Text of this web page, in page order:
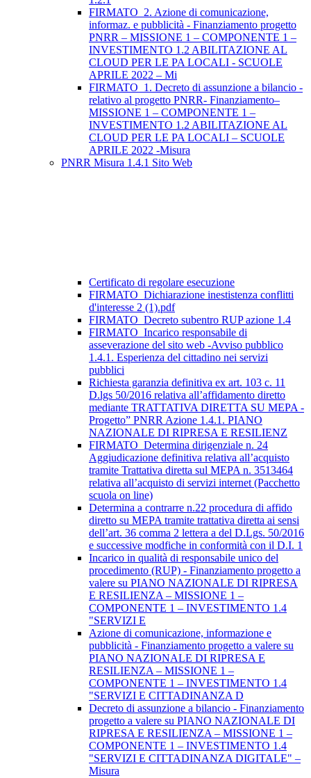
FIRMATO_2. Azione di comunicazione,
informaz. e pubblicità - Finanziamento progetto
PNRR – MISSIONE 1 – COMPONENTE 1 –
INVESTIMENTO 1.2 ABILITAZIONE AL
CLOUD PER LE PA LOCALI - SCUOLE
APRILE 2022 – Mi
FIRMATO_1. Decreto di assunzione a bilancio -
relativo al progetto PNRR- Finanziamento–
MISSIONE 1 – COMPONENTE 1 –
INVESTIMENTO 1.2 ABILITAZIONE AL
CLOUD PER LE PA LOCALI – SCUOLE
APRILE 2022 -Misura
PNRR Misura 1.4.1 Sito Web
Certificato di regolare esecuzione
FIRMATO_Dichiarazione inestistenza conflitti
d'interesse 2 (1).pdf
FIRMATO_Decreto subentro RUP azione 1.4
FIRMATO_Incarico responsabile di
asseverazione del sito web -Avviso pubblico
1.4.1. Esperienza del cittadino nei servizi
pubblici
Richiesta garanzia definitiva ex art. 103 c. 11
D.lgs 50/2016 relativa all’affidamento diretto
mediante TRATTATIVA DIRETTA SU MEPA -
Progetto” PNRR Azione 1.4.1. PIANO
NAZIONALE DI RIPRESA E RESILIENZ
FIRMATO_Determina dirigenziale n. 24
Aggiudicazione definitiva relativa all’acquisto
tramite Trattativa diretta sul MEPA n. 3513464
relativa all’acquisto di servizi internet (Pacchetto
scuola on line)
Determina a contrarre n.22 procedura di affido
diretto su MEPA tramite trattativa diretta ai sensi
dell’art. 36 comma 2 lettera a del D.Lgs. 50/2016
e successive modfiche in conformità con il D.I. 1
Incarico in qualità di responsabile unico del
procedimento (RUP) - Finanziamento progetto a
valere su PIANO NAZIONALE DI RIPRESA
E RESILIENZA – MISSIONE 1 –
COMPONENTE 1 – INVESTIMENTO 1.4
"SERVIZI E
Azione di comunicazione, informazione e
pubblicità - Finanziamento progetto a valere su
PIANO NAZIONALE DI RIPRESA E
RESILIENZA – MISSIONE 1 –
COMPONENTE 1 – INVESTIMENTO 1.4
"SERVIZI E CITTADINANZA D
Decreto di assunzione a bilancio - Finanziamento
progetto a valere su PIANO NAZIONALE DI
RIPRESA E RESILIENZA – MISSIONE 1 –
COMPONENTE 1 – INVESTIMENTO 1.4
"SERVIZI E CITTADINANZA DIGITALE" –
Misura